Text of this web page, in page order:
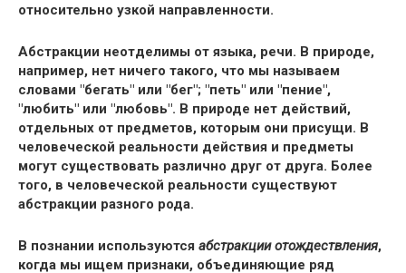
относительно узкой направленности.
Абстракции неотделимы от языка, речи. В природе,
например, нет ничего такого, что мы называем
словами "бегать" или "бег"; "петь" или "пение",
"любить" или "любовь". В природе нет действий,
отдельных от предметов, которым они присущи. В
человеческой реальности действия и предметы
могут существовать различно друг от друга. Более
того, в человеческой реальности существуют
абстракции разного рода.
В познании используются абстракции отождествления,
когда мы ищем признаки, объединяющие ряд